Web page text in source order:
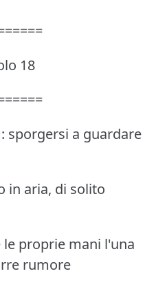
18
sporgersi a guardare
in aria, di solito
proprie mani l'una
rumore